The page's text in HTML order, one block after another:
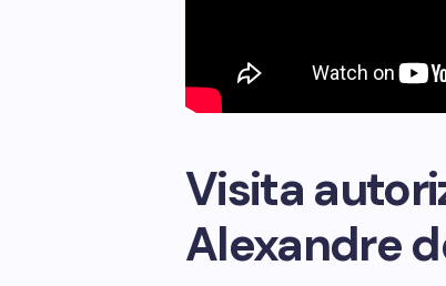
Visita
Alexandre